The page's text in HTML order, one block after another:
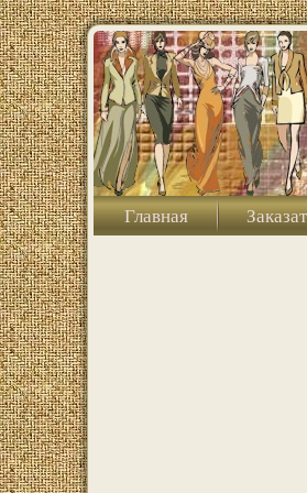
Главная